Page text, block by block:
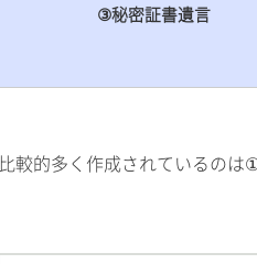
③秘密証書遺言
比較的多く作成されているの